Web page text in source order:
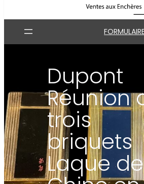
Dupont
Réunion
trois
briquets
Laque de